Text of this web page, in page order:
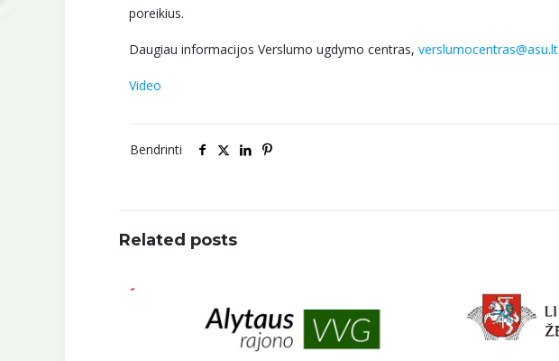
poreikius.
Daugiau informacijos Verslumo ugdymo centras, verslumocentras@asu.lt
Video
Bendrinti
Related posts